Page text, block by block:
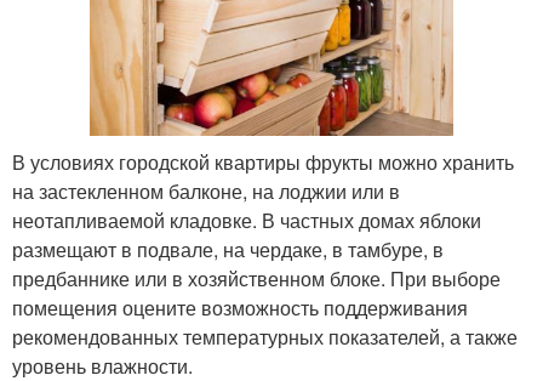
В условиях городской квартиры фрукты можно хранить
на застекленном балконе, на лоджии или в
неотапливаемой кладовке. В частных домах яблоки
размещают в подвале, на чердаке, в тамбуре, в
предбаннике или в хозяйственном блоке. При выборе
помещения оцените возможность поддерживания
рекомендованных температурных показателей, а также
уровень влажности.